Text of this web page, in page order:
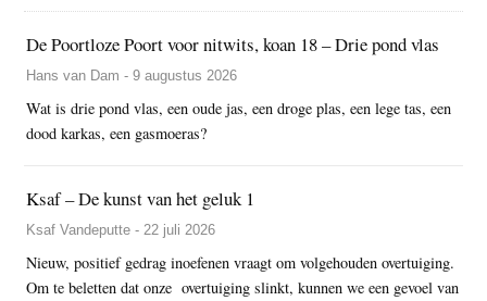
De Poortloze Poort voor nitwits, koan 18 – Drie pond vlas
Hans van Dam - 9 augustus 2026
Wat is drie pond vlas, een oude jas, een droge plas, een lege tas, een
dood karkas, een gasmoeras?
Ksaf – De kunst van het geluk 1
Ksaf Vandeputte - 22 juli 2026
Nieuw, positief gedrag inoefenen vraagt om volgehouden overtuiging.
Om te beletten dat onze overtuiging slinkt, kunnen we een gevoel van